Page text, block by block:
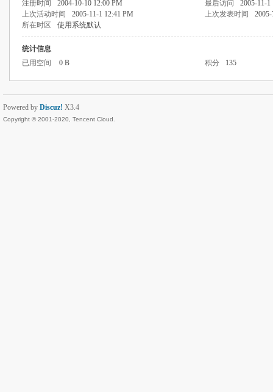
注册时间
2004-10-10 12:00 PM 最后访问
2005-11-
上次活动时间
2005-11-1 12:41 PM 上次发表时间
所在时区
使用系统默认
统计信息
已用空间
0 B 积分 135
Powered by Discuz! X3.4
Copyright © 2001-2020, Tencent Cloud.